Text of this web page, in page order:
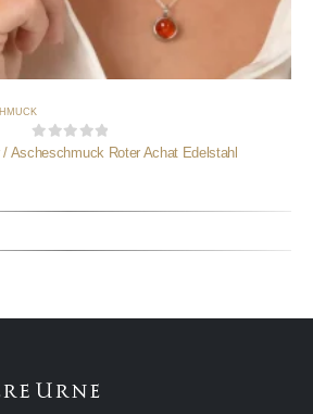
0out of 5
Ascheschmuck Roter Achat Edelstahl